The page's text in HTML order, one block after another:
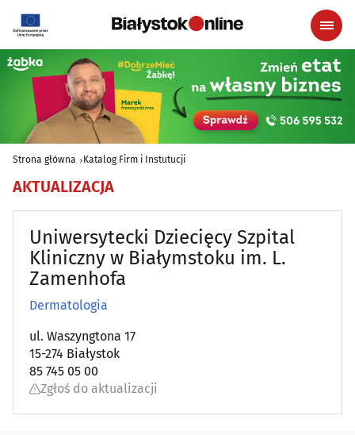
Strona główna Katalog Firm i Instutucji
AKTUALIZACJA
Uniwersytecki Dziecięcy Szpital
Kliniczny w Białymstoku im. L.
Zamenhofa
Dermatologia
ul. Waszyngtona 17
15-274 Białystok
85 745 05 00
Zgłoś do aktualizacji